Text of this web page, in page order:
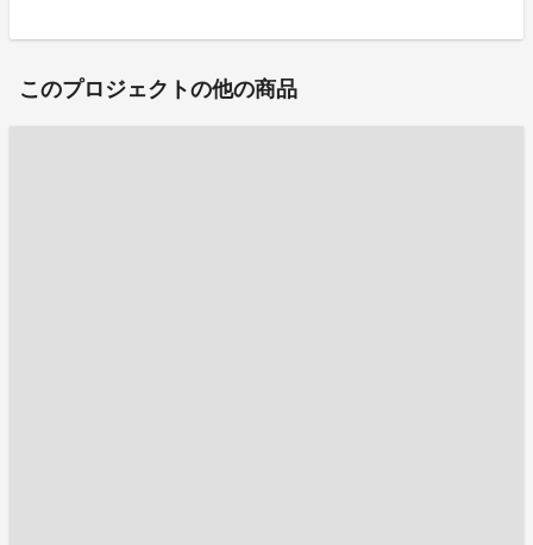
このプロジェクトの他の商品